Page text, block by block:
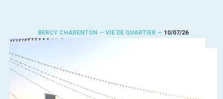
BERCY CHARENTON — VIE DE QUARTIER — 10/07/26